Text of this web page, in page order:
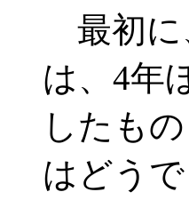
最初に
は、4年
したも
はどう